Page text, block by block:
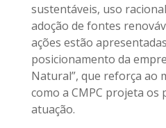
sustentáveis, uso
adoção de fontes
ações estão
posicionamento da
Natural”, que reforça ao
como a CMPC projeta os
atuação.